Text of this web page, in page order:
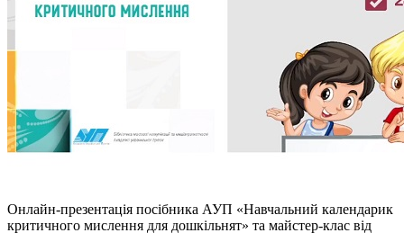
Онлайн-презентація посібника АУП «Навчальний календарик
критичного мислення для дошкільнят» та майстер-клас від